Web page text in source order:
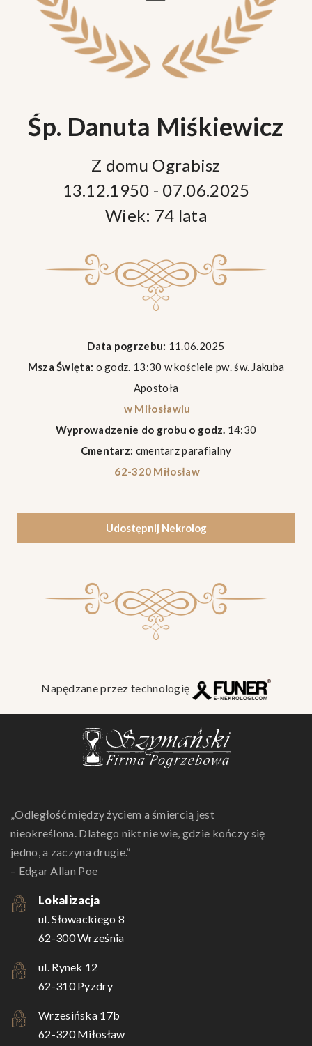
Śp. Danuta Miśkiewicz
Z domu Ograbisz
13.12.1950 - 07.06.2025
Wiek: 74 lata
Data pogrzebu: 11.06.2025
Msza Święta: o godz. 13:30 w kościele pw. św. Jakuba
Apostoła
w Miłosławiu
Wyprowadzenie do grobu o godz. 14:30
Cmentarz: cmentarz parafialny
62-320 Miłosław
Udostępnij Nekrolog
Napędzane przez technologię
„Odległość między życiem a śmiercią jest
nieokreślona. Dlatego nikt nie wie, gdzie kończy się
jedno, a zaczyna drugie.”
– Edgar Allan Poe
Lokalizacja
ul. Słowackiego 8
62-300 Września
ul. Rynek 12
62-310 Pyzdry
Wrzesińska 17b
62-320 Miłosław